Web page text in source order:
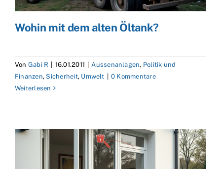
Wohin mit dem alten Öltank?
Von Gabi R | 16.01.2011 | Aussenanlagen, Politik und
Finanzen, Sicherheit, Umwelt | 0 Kommentare
Weiterlesen